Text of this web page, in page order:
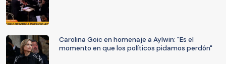
Carolina Goic en homenaje a Aylwin: "Es el
momento en que los políticos pidamos perdón"